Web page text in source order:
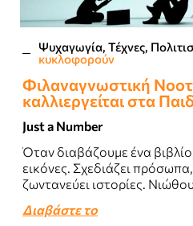
Ψυχαγωγία, Τέχνες,
κυκλοφορούν
Φιλαναγνωστική
καλλιεργείται στα
Just a Number
Όταν διαβάζουμε ένα
εικόνες. Σχεδιάζει
ζωντανεύει ιστορίες.
Διαβάστε το